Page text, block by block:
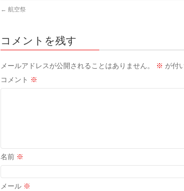
← 航空祭
コメントを残す
メールアドレスが公開されることはありません。 ※ が付
コメント ※
名前 ※
メール ※